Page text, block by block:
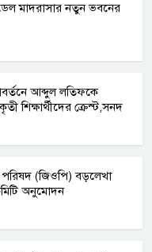
মাদরাসার নতুন ভবনের
আব্দুল লতিফকে
শিক্ষার্থীদের ক্রেস্ট,সনদ
(জিওপি) বড়লেখা
অনুমোদন